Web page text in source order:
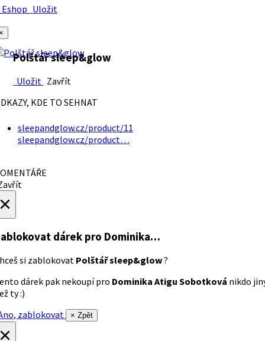
Uložit
Polštář sleep&glow
Uložit Zavřít
KDE TO SEHNAT
sleepandglow.cz/product/11
sleepandglow.cz/product…
dárek pro Dominika…
si zablokovat Polštář sleep&glow?
dárek pak nekoupí pro Dominika Atigu Sobotková nikdo
ty :)
zablokovat
× Zpět